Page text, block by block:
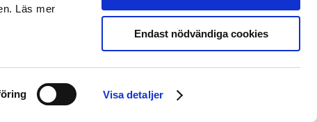
Läs mer
Visa detaljer
Endast nödvändiga cookies
Tillgänglighet och anpassning